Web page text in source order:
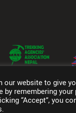
our website to give
by remembering your
“Accept”, you